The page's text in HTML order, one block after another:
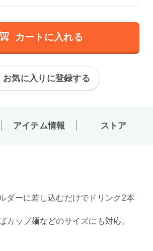
カートに入れる
お気に入りに登録する
アイテム情報 ストア
ダーに差し込むだけでドリンク2本
カップ麺などのサイズにも対応。